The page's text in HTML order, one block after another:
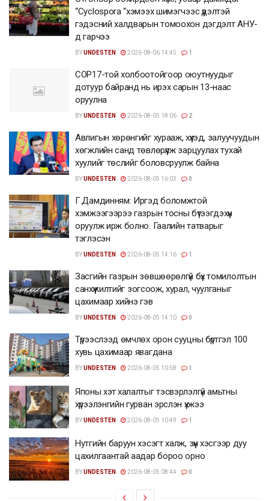
“Cyclospora “хэмээх шимэгчээс үүдэлтэй
гэдэсний халдварын томоохон дэгдэлт АНУ-
д гарчээ
BYUNDESTEN 2026-08-06 14:45 1
COP17-той холбоотойгоор оюутнуудыг
дотуур байранд нь ирэх сарын 13-наас
оруулна
BYUNDESTEN 2026-08-05 18:06 2
Авлигын хөрөнгийг хурааж, хүүхэд, залуучуудын
хөгжлийн санд төвлөрүүлж зарцуулах тухай
хуулийг төслийг боловсруулж байна
BYUNDESTEN 2026-08-05 16:03 0
Г.Дамдинням: Иргэд боломжтой
хэмжээгээрээ газрын тосны бүтээгдэхүүн
оруулж ирж болно. Гаалийн татварыг
тэглэсэн
BYUNDESTEN 2026-08-05 14:16 1
Засгийн газрын зөвшөөрөлгүй бүх томилолтын
санхүүжилтийг зогсоож, хурал, чуулганыг
цахимаар хийнэ гэв
BYUNDESTEN 2026-08-05 14:10 0
Түрээслээд өмчлөх орон сууцны бүртгэл 100
хувь цахимаар явагдана
BYUNDESTEN 2026-08-05 10:58 1
Японы хэт халалтыг тэсвэрлэлгүй амьтны
хүрээлэнгийн гурван эрслэн үхжээ
BYUNDESTEN 2026-08-05 10:49 1
Нутгийн баруун хэсэгт халж, зүүн хэсгээр дуу
цахилгаантай аадар бороо орно
BYUNDESTEN 2026-08-05 08:44 0